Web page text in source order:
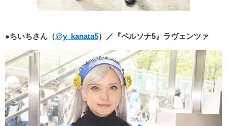
●ちいちさん（@y_kanata5）／『ペルソナ5』ラヴェンツァ